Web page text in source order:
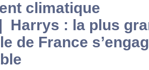
climatique
Harrys : la plus
de France